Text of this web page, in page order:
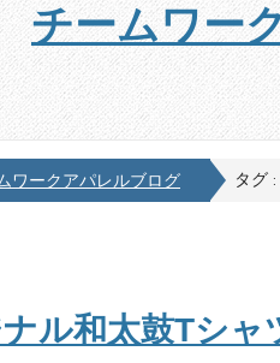
チームワー
ワークアパレルブログ タグ
ル和太鼓Tシャ